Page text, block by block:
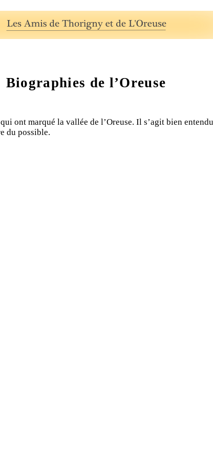
Biographies de l’Oreuse
ont marqué la vallée de l’Oreuse. Il s’agit bien
du possible.